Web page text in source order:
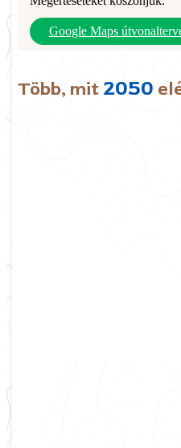
Google Maps
Több, mit 2050